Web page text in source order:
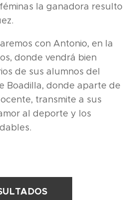
la ganadora resulto
con Antonio, en la
donde vendrá bien
de sus alumnos del
Boadilla, donde aparte de
transmite a sus
al deporte y los